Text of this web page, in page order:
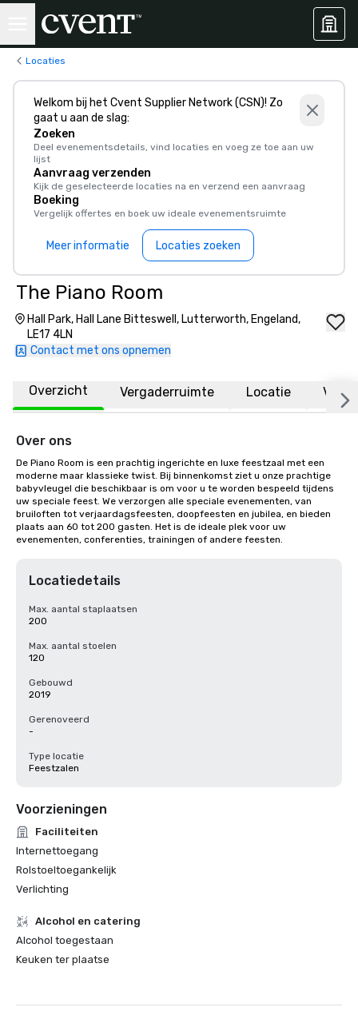
Locaties
Welkom bij het Cvent Supplier Network (CSN)! Zo
gaat u aan de slag:
Zoeken
Deel evenementsdetails, vind locaties en voeg ze toe aan uw
lijst
Aanvraag verzenden
Kijk de geselecteerde locaties na en verzend een aanvraag
Boeking
Vergelijk offertes en boek uw ideale evenementsruimte
Meer informatie Locaties zoeken
The Piano Room
Hall Park, Hall Lane Bitteswell, Lutterworth, Engeland,
LE17 4LN
Contact met ons opnemen
Overzicht Vergaderruimte Locatie
Over ons
De Piano Room is een prachtig ingerichte en luxe feestzaal met een
moderne maar klassieke twist. Bij binnenkomst ziet u onze prachtige
babyvleugel die beschikbaar is om voor u te worden bespeeld tijdens
uw speciale feest. We verzorgen alle speciale evenementen, van
bruiloften tot verjaardagsfeesten, doopfeesten en jubilea, en bieden
plaats aan 60 tot 200 gasten. Het is de ideale plek voor uw
evenementen, conferenties, trainingen of andere feesten.
Locatiedetails
Max. aantal staplaatsen
200
Max. aantal stoelen
120
Gebouwd
2019
Gerenoveerd
-
Type locatie
Feestzalen
Voorzieningen
Faciliteiten
Internettoegang
Rolstoeltoegankelijk
Verlichting
Alcohol en catering
Alcohol toegestaan
Keuken ter plaatse